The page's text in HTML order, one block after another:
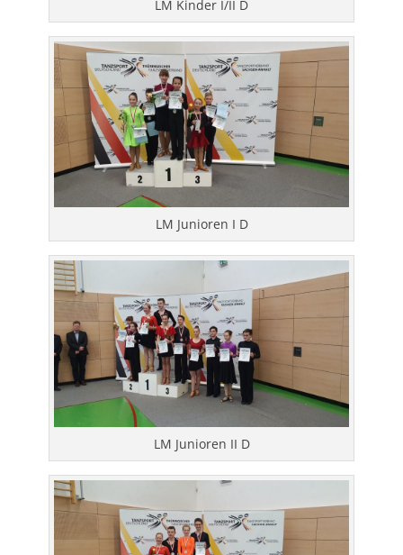
LM Kinder I/II D
LM Junioren I D
LM Junioren II D